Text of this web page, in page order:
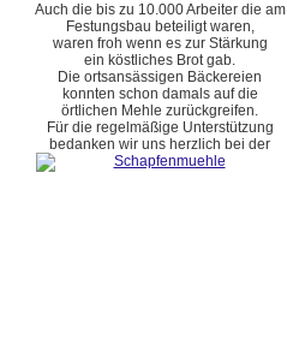
Auch die bis zu 10.000 Arbeiter die am
Festungsbau beteiligt waren,
waren froh wenn es zur Stärkung
ein köstliches Brot gab.
Die ortsansässigen Bäckereien
konnten schon damals auf die
örtlichen Mehle zurückgreifen.
Für die regelmäßige Unterstützung
bedanken wir uns herzlich bei der